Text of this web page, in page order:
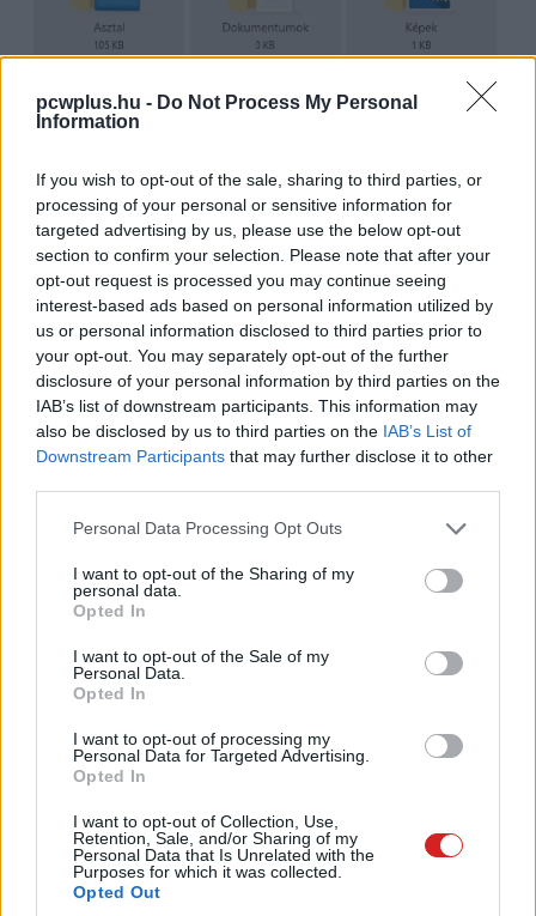
pcwplus.hu - Do Not Process My Personal
Information
If you wish to opt-out of the sale, sharing to third parties, or
processing of your personal or sensitive information for
targeted advertising by us, please use the below opt-out
section to confirm your selection. Please note that after your
opt-out request is processed you may continue seeing
interest-based ads based on personal information utilized by
us or personal information disclosed to third parties prior to
your opt-out. You may separately opt-out of the further
disclosure of your personal information by third parties on the
IAB’s list of downstream participants. This information may
also be disclosed by us to third parties on the IAB’s List of
Downstream Participants that may further disclose it to other
Please note that this website/app uses one or more Google
not limited to your visit or usage behaviour. You may click to
grant or deny consent to Google and its third-party tags to
use your data for below specified purposes in below Google
consent section.
Personal Data Processing Opt Outs
I want to opt-out of the Sharing of my
personal data.
Opted In
I want to opt-out of the Sale of my
Personal Data.
Opted In
I want to opt-out of processing my
Personal Data for Targeted Advertising.
Opted In
I want to opt-out of Collection, Use,
Retention, Sale, and/or Sharing of my
Personal Data that Is Unrelated with the
Purposes for which it was collected.
Opted Out
OneDrive széf
Kevesen tudják, hogy a OneDrive egy Személyes tár nevű,
biztonságos mappát is tartalmaz; ez a mappa - beállítást
követően - csak kétlépcsős azonosítással nyitható, ha
pedig nem használod, akkor 20 perc elteltével a széf
bezár, és az azonosítást ismét el kell végezni. A
tudod megosztani azokat. A Személyes tár funkciót a
OneDrive mappa megnyitását követően az
automatikusan generált, gyökérmappában található link
Profi képernyőmentési opciók
Az öreg rókák alighanem a Print Screen gombbal készítik
a képernyőmentéseket, amiket aztán a Paintbe másolnak
képmetsző, amely sokkal egyszerűbb módját kínálja a
fenti procedúrának. De még ennél is van jobb alternatíva.
Ha teljes képernyőmentést szeretnél készíteni, akkor a